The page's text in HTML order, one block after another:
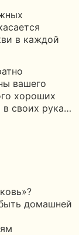
в каждой
вашего
хороших
в своих рука…
домашней